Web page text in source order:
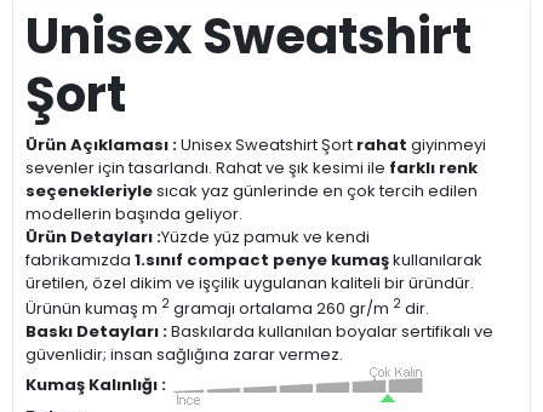
Unisex Sweatshirt
Şort
Ürün Açıklaması :Unisex Sweatshirt Şort rahat giyinmeyi
sevenler için tasarlandı. Rahat ve şık kesimi ile farklı renk
seçenekleriylesıcak yaz günlerinde en çok tercih edilen
modellerin başında geliyor.
Ürün Detayları :Yüzde yüz pamuk ve kendi
fabrikamızda 1.sınıf compact penye kumaşkullanılarak
üretilen, özel dikim ve işçilik uygulanan kaliteli bir üründür.
Ürünün kumaş m 2 gramajı ortalama 260 gr/m 2 dir.
Baskı Detayları :Baskılarda kullanılan boyalar sertifikalı ve
güvenlidir; insan sağlığına zarar vermez.
Kumaş Kalınlığı :